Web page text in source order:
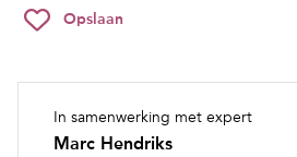
Opslaan
In samenwerking met expert
Marc Hendriks